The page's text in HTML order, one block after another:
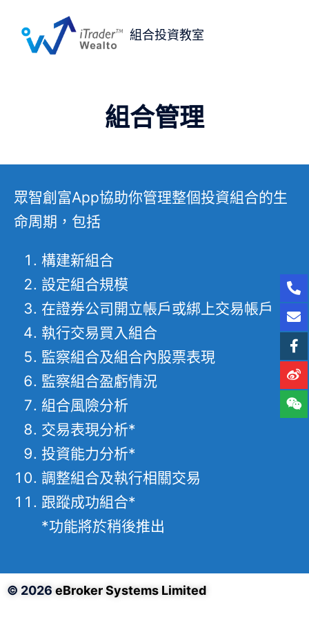
組合投資教室
組合管理
眾智創富App協助你管理整個投資組合的生
命周期，包括
構建新組合
設定組合規模
在證券公司開立帳戶或綁上交易帳戶
執行交易買入組合
監察組合及組合內股票表現
監察組合盈虧情況
組合風險分析
交易表現分析*
投資能力分析*
調整組合及執行相關交易
跟蹤成功組合*
*功能將於稍後推出
© 2026 eBroker Systems Limited